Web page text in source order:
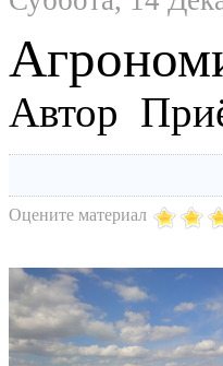
Автор
Оцените материал